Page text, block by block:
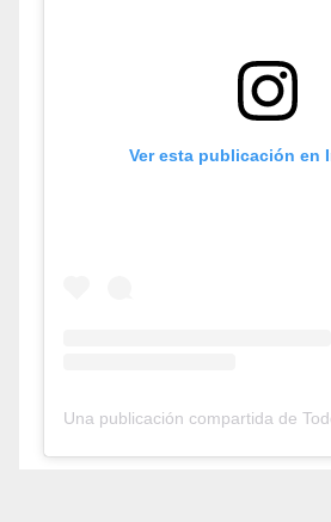
Ver esta publicación en
Una publicación compartida de